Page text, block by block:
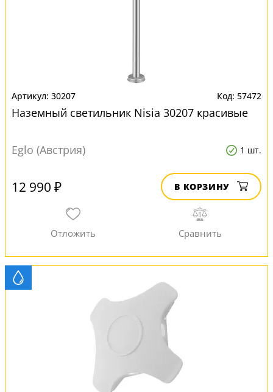
30207 57472
Наземный светильник Nisia 30207 красивые
Eglo (Австрия) 1 шт.
12 990 ₽ В КОРЗИНУ